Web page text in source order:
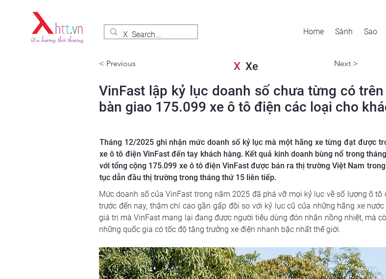
Home Sành Sao
< Previous X Xe Next >
VinFast lập kỷ lục doanh số chưa từng có
bàn giao 175.099 xe ô tô điện các loại cho
Tháng 12/2025 ghi nhận mức doanh số kỷ lục mà một hãng xe từng đạt được
xe ô tô điện VinFast đến tay khách hàng. Kết quả kinh doanh bùng nổ trong
với tổng cộng 175.099 xe ô tô điện VinFast được bán ra thị trường Việt Nam
tục dẫn đầu thị trường trong tháng thứ 15 liên tiếp.
Mức doanh số của VinFast trong năm 2025 đã phá vỡ mọi kỷ lục về số lượng ô
trước đến nay, thậm chí cao gần gấp đôi so với kỷ lục cũ của những hãng xe
giá trị mà VinFast mang lại đang được người tiêu dùng đón nhận nồng nhiệt, mà
những quốc gia có tốc độ tăng trưởng xe điện nhanh bậc nhất thế giới.